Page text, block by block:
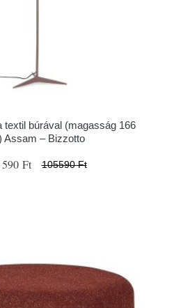
textil búrával (magasság 166
Assam – Bizzotto
Ft 105590 Ft